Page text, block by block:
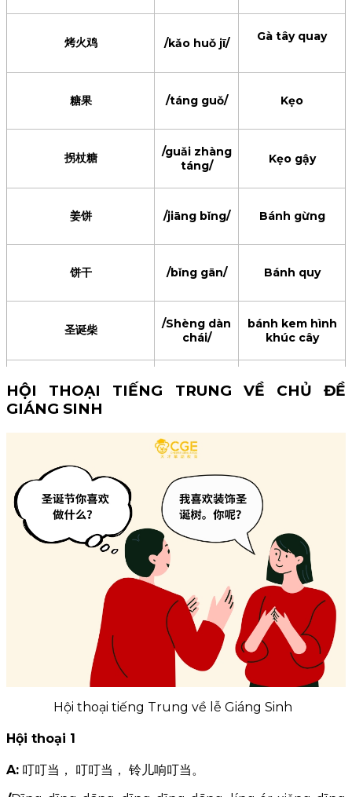
Đèn màu
zhǐ/
烤火鸡 /kǎo huǒ jī/ Gà tây quay
糖果 /táng guǒ/ Kẹo
拐杖糖
/guǎi zhàng
táng/
Kẹo gậy
姜饼 /jiāng bǐng/ Bánh gừng
饼干 /bǐng gān/ Bánh quy
圣诞柴
/Shèng dàn
chái/
bánh kem hình
khúc cây
热巧克力 /rè qiǎokèlì/ Socola nóng
/píng guǒ
jiǔ/
HỘI THOẠI TIẾNG TRUNG VỀ CHỦ ĐỀ
GIÁNG SINH
Hội thoại tiếng Trung về lễ Giáng Sinh
Hội thoại 1
A: 叮叮当， 叮叮当， 铃儿响叮当。